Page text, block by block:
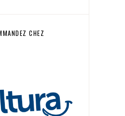
CHEZ